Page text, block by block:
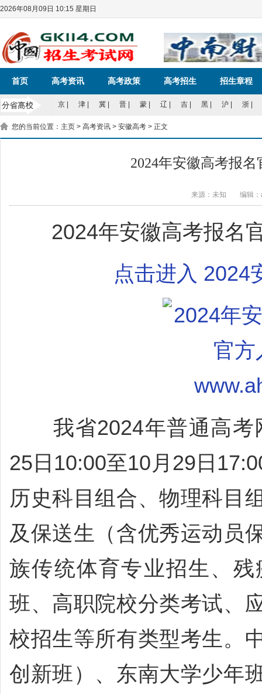
2026年08月09日 10:15 星期日
首页 高考资讯 高考政策 高考招生 招生章程
京| 津| 冀| 晋| 蒙| 辽 吉| 黑| 沪| 浙|
您的当前位置： 主页 > 高考资讯 > 安徽高考 > 正文
2024年安徽高考报名
来源：未知 编辑
2024年安徽高考报名
点击进入 2024
我省2024年普通高考
25日10:00至10月29日
历史科目组合、物理科目
及保送生（含优秀运动员
族传统体育专业招生、
班、高职院校分类考试、
校招生等所有类型考生。
创新班）、东南大学少年